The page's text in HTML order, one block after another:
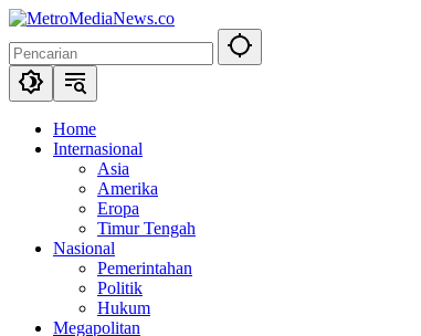
Langsung
konten
Home
Internasional
Asia
Amerika
Eropa
Timur Tengah
Nasional
Pemerintahan
Politik
Hukum
Megapolitan